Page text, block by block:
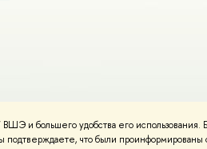
и большего удобства его
подтверждаете, что были
материалов Политика
ВШЭ